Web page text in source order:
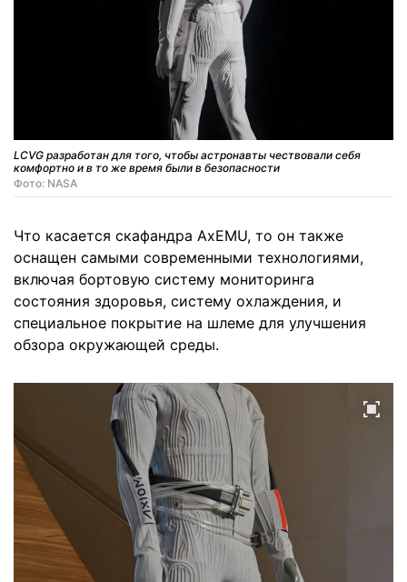
LCVG разработан для того, чтобы астронавты чествовали себя
комфортно и в то же время были в безопасности
Фото: NASA
Что касается скафандра AxEMU, то он также
оснащен самыми современными технологиями,
включая бортовую систему мониторинга
состояния здоровья, систему охлаждения, и
специальное покрытие на шлеме для улучшения
обзора окружающей среды.